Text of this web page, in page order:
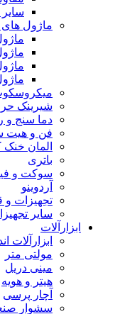
ماژول های
شیرینک
دما سنج
فن و هیت
المان خنک
باتری
سوکت و
آردوینو
تجهیزات و
سایر
ابزارآلات
ابزارآلات
مولتی متر
مینی دریل
هیتر و هویه
آچار پرسی
سشوار